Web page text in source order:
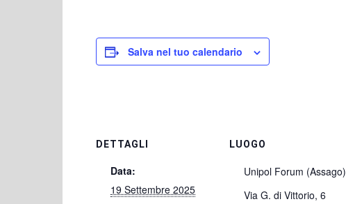
Salva nel tuo calendario
DETTAGLI
Data:
19 Settembre 2025
LUOGO
Unipol Forum (Assago)
Via G. di Vittorio, 6